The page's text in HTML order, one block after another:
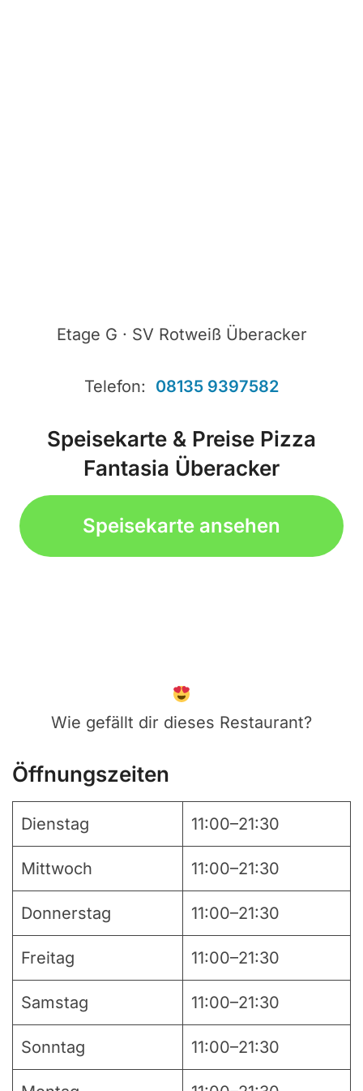
Etage G · SV Rotweiß Überacker
Telefon: 08135 9397582
Speisekarte & Preise Pizza
Fantasia Überacker
Speisekarte ansehen
Wie gefällt dir dieses Restaurant?
Öffnungszeiten
Dienstag 11:00–21:30
Mittwoch 11:00–21:30
Donnerstag 11:00–21:30
Freitag 11:00–21:30
Samstag 11:00–21:30
Sonntag 11:00–21:30